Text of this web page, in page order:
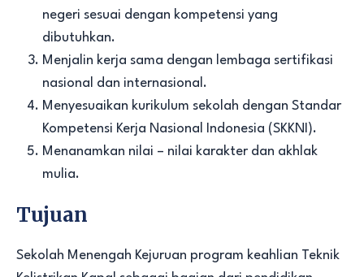
negeri sesuai dengan kompetensi yang
dibutuhkan.
Menjalin kerja sama dengan lembaga sertifikasi
nasional dan internasional.
Menyesuaikan kurikulum sekolah dengan Standar
Kompetensi Kerja Nasional Indonesia (SKKNI).
Menanamkan nilai – nilai karakter dan akhlak
mulia.
Tujuan
Sekolah Menengah Kejuruan program keahlian Teknik